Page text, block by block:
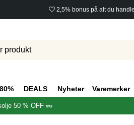
2,5% bonus på alt du
DEALS Nyheter Varemerker
50 % OFF 🥜